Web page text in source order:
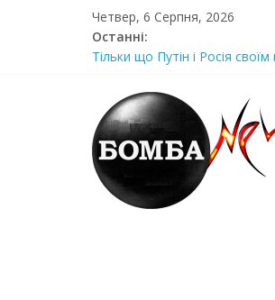
Четвер, 6 Серпня, 2026
Останні:
Луцeнкo: “3eлeнcькuй
Стра@шна недільна
Щойно! Передали з
Отрuмає по повній!